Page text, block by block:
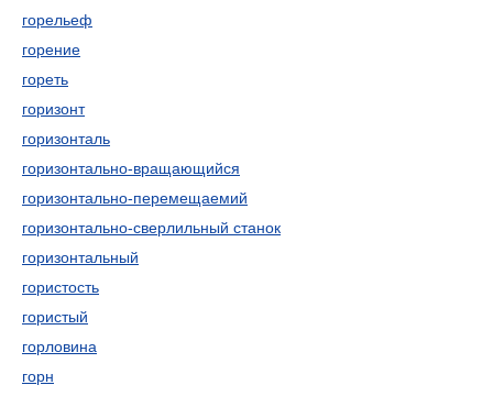
горельеф
горение
гореть
горизонт
горизонталь
горизонтально-вращающийся
горизонтально-перемещаемий
горизонтально-сверлильный станок
горизонтальный
гористость
гористый
горловина
горн